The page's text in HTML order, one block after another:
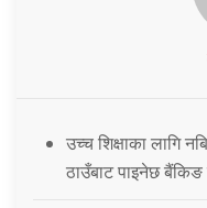
उच्च शिक्षाका लागि
ठाउँबाट पाइनेछ बैंकिङ